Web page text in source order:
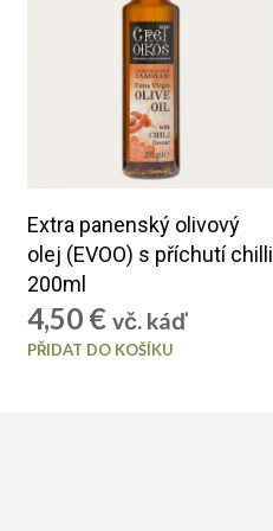
Extra panenský olivový
olej (EVOO) s příchutí chilli
200ml
4,50 € vč. káď
PŘIDAT DO KOŠÍKU